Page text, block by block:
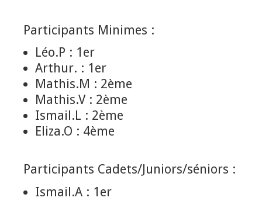
Participants Minimes :
Léo.P : 1er
Arthur. : 1er
Mathis.M : 2ème
Mathis.V : 2ème
Ismail.L : 2ème
Eliza.O : 4ème
Participants Cadets/Juniors/séniors :
Ismail.A : 1er